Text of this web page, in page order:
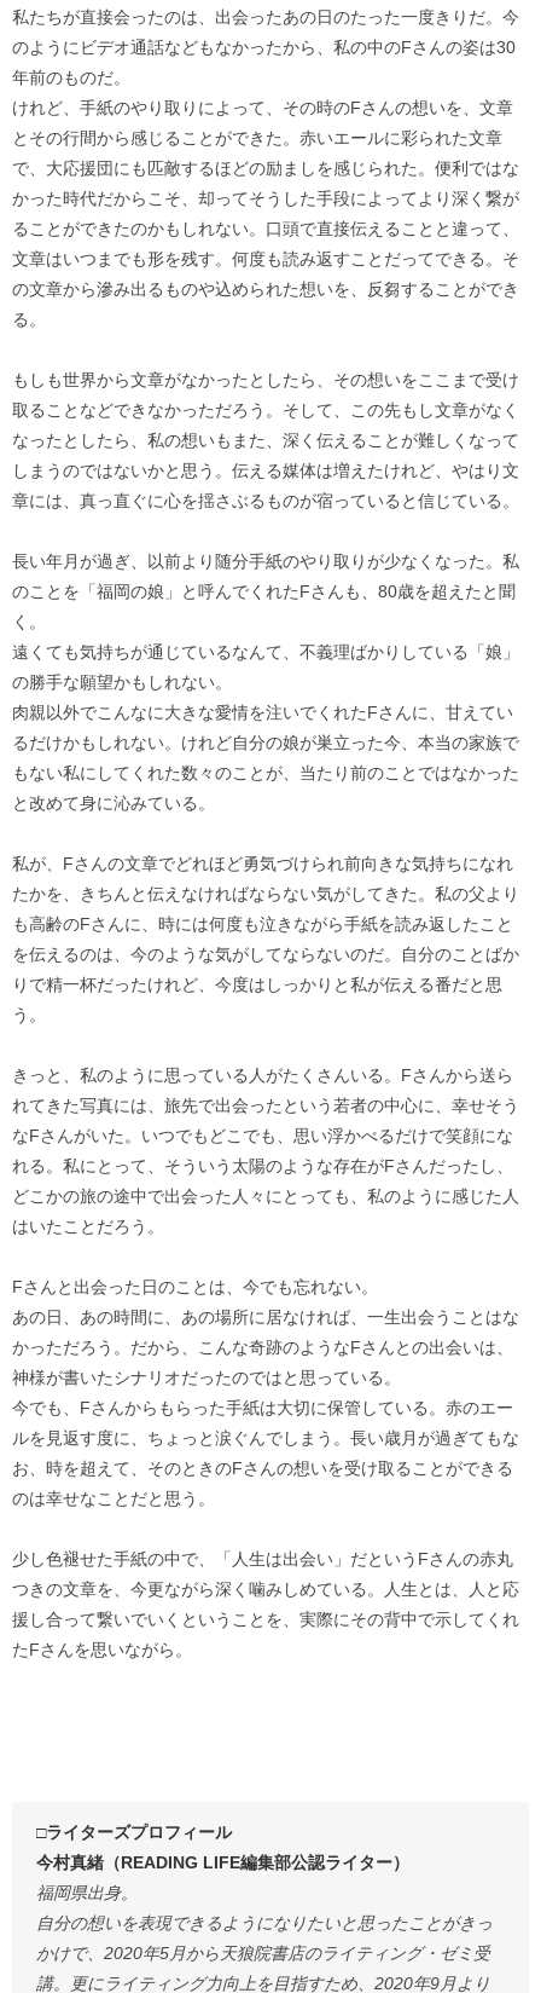
私たちが直接会ったのは、出会ったあの日のたった一度きりだ。今
のようにビデオ通話などもなかったから、私の中のFさんの姿は30
年前のものだ。
けれど、手紙のやり取りによって、その時のFさんの想いを、文章
とその行間から感じることができた。赤いエールに彩られた文章
で、大応援団にも匹敵するほどの励ましを感じられた。便利ではな
かった時代だからこそ、却ってそうした手段によってより深く繋が
ることができたのかもしれない。口頭で直接伝えることと違って、
文章はいつまでも形を残す。何度も読み返すことだってできる。そ
の文章から滲み出るものや込められた想いを、反芻することができ
る。
もしも世界から文章がなかったとしたら、その想いをここまで受け
取ることなどできなかっただろう。そして、この先もし文章がなく
なったとしたら、私の想いもまた、深く伝えることが難しくなって
しまうのではないかと思う。伝える媒体は増えたけれど、やはり文
章には、真っ直ぐに心を揺さぶるものが宿っていると信じている。
長い年月が過ぎ、以前より随分手紙のやり取りが少なくなった。私
のことを「福岡の娘」と呼んでくれたFさんも、80歳を超えたと聞
く。
遠くても気持ちが通じているなんて、不義理ばかりしている「娘」
の勝手な願望かもしれない。
肉親以外でこんなに大きな愛情を注いでくれたFさんに、甘えてい
るだけかもしれない。けれど自分の娘が巣立った今、本当の家族で
もない私にしてくれた数々のことが、当たり前のことではなかった
と改めて身に沁みている。
私が、Fさんの文章でどれほど勇気づけられ前向きな気持ちになれ
たかを、きちんと伝えなければならない気がしてきた。私の父より
も高齢のFさんに、時には何度も泣きながら手紙を読み返したこと
を伝えるのは、今のような気がしてならないのだ。自分のことばか
りで精一杯だったけれど、今度はしっかりと私が伝える番だと思
う。
きっと、私のように思っている人がたくさんいる。Fさんから送ら
れてきた写真には、旅先で出会ったという若者の中心に、幸せそう
なFさんがいた。いつでもどこでも、思い浮かべるだけで笑顔にな
れる。私にとって、そういう太陽のような存在がFさんだったし、
どこかの旅の途中で出会った人々にとっても、私のように感じた人
はいたことだろう。
Fさんと出会った日のことは、今でも忘れない。
あの日、あの時間に、あの場所に居なければ、一生出会うことはな
かっただろう。だから、こんな奇跡のようなFさんとの出会いは、
神様が書いたシナリオだったのではと思っている。
今でも、Fさんからもらった手紙は大切に保管している。赤のエー
ルを見返す度に、ちょっと涙ぐんでしまう。長い歳月が過ぎてもな
お、時を超えて、そのときのFさんの想いを受け取ることができる
のは幸せなことだと思う。
少し色褪せた手紙の中で、「人生は出会い」だというFさんの赤丸
つきの文章を、今更ながら深く噛みしめている。人生とは、人と応
援し合って繋いでいくということを、実際にその背中で示してくれ
たFさんを思いながら。
□ライターズプロフィール
今村真緒（READING LIFE編集部公認ライター）
福岡県出身。
自分の想いを表現できるようになりたいと思ったことがきっ
かけで、2020年5月から天狼院書店のライティング・ゼミ受
講。更にライティング力向上を目指すため、2020年9月より